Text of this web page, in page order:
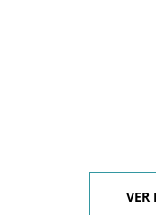
VER